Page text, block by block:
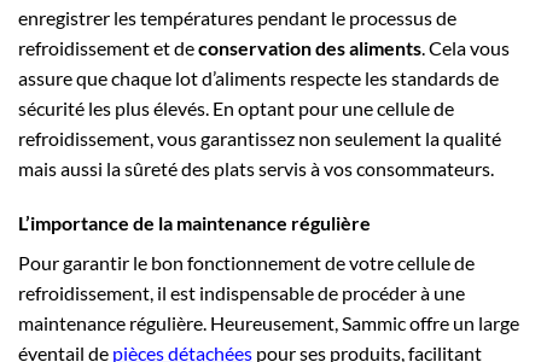
enregistrer les températures pendant le processus de
refroidissement et deconservation des aliments . Cela vous
assure que chaque lot d’aliments respecte les standards de
sécurité les plus élevés. En optant pour une cellule de
refroidissement, vous garantissez non seulement la qualité
mais aussi la sûreté des plats servis à vos consommateurs.
L’importance de la maintenance régulière
Pour garantir le bon fonctionnement de votre cellule de
refroidissement, il est indispensable de procéder à une
maintenance régulière. Heureusement, Sammic offre un large
éventail de pièces détachées pour ses produits, facilitant